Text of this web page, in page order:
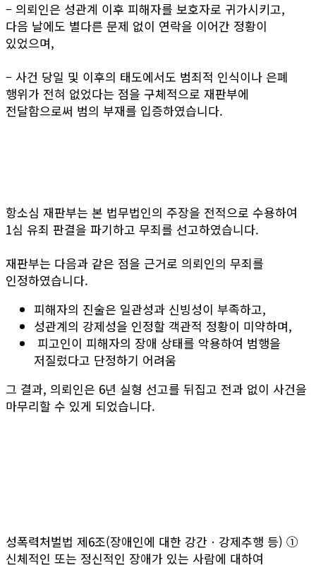
– 의뢰인은 성관계 이후 피해자를 보호자로 귀가시키고,
다음 날에도 별다른 문제 없이 연락을 이어간 정황이
있었으며,
– 사건 당일 및 이후의 태도에서도 범죄적 인식이나 은폐
행위가 전혀 없었다는 점을 구체적으로 재판부에
전달함으로써 범의 부재를 입증하였습니다.
항소심 재판부는 본 법무법인의 주장을 전적으로 수용하여
1심 유죄 판결을 파기하고 무죄를 선고하였습니다.
재판부는 다음과 같은 점을 근거로 의뢰인의 무죄를
인정하였습니다.
피해자의 진술은 일관성과 신빙성이 부족하고,
성관계의 강제성을 인정할 객관적 정황이 미약하며,
피고인이 피해자의 장애 상태를 악용하여 범행을
저질렀다고 단정하기 어려움
그 결과, 의뢰인은 6년 실형 선고를 뒤집고 전과 없이 사건을
마무리할 수 있게 되었습니다.
성폭력처벌법 제6조(장애인에 대한 강간ㆍ강제추행 등) ①
신체적인 또는 정신적인 장애가 있는 사람에 대하여